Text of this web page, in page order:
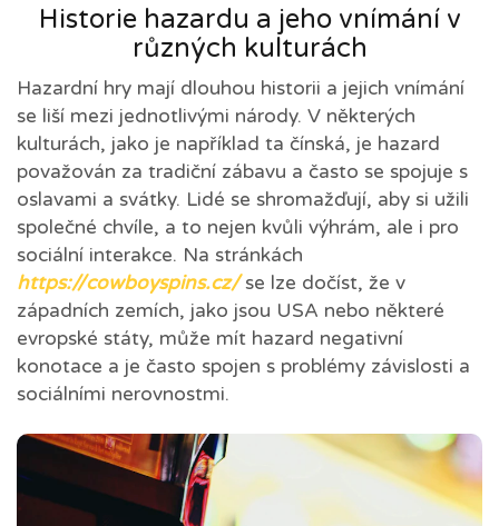
Historie hazardu a jeho vnímání v
různých kulturách
Hazardní hry mají dlouhou historii a jejich vnímání
se liší mezi jednotlivými národy. V některých
kulturách, jako je například ta čínská, je hazard
považován za tradiční zábavu a často se spojuje s
oslavami a svátky. Lidé se shromažďují, aby si užili
společné chvíle, a to nejen kvůli výhrám, ale i pro
sociální interakce. Na stránkách
https://cowboyspins.cz/se lze dočíst, že v
západních zemích, jako jsou USA nebo některé
evropské státy, může mít hazard negativní
konotace a je často spojen s problémy závislosti a
sociálními nerovnostmi.